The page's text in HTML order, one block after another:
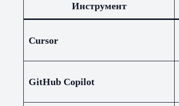
Инструмент
Cursor
GitHub Copilot